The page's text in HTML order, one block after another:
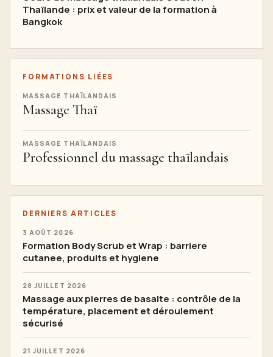
Thaïlande : prix et valeur de la formation à
Bangkok
FORMATIONS LIÉES
MASSAGE THAÏLANDAIS
Massage Thaï
MASSAGE THAÏLANDAIS
Professionnel du massage thaïlandais
DERNIERS ARTICLES
3 AOÛT 2026
Formation Body Scrub et Wrap : barriere
cutanee, produits et hygiene
28 JUILLET 2026
Massage aux pierres de basalte : contrôle de la
température, placement et déroulement
sécurisé
21 JUILLET 2026